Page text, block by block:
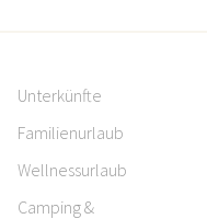
Unterkünfte
Familienurlaub
Wellnessurlaub
Camping &